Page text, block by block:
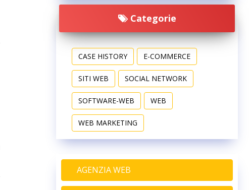
Categorie
CASE HISTORY E-COMMERCE
SITI WEB SOCIAL NETWORK
SOFTWARE-WEB WEB
WEB MARKETING
AGENZIA WEB